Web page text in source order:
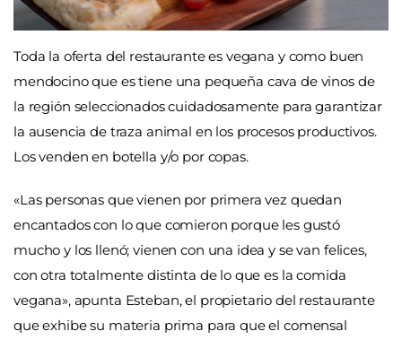
Toda la oferta del restaurante es vegana y como buen
mendocino que es tiene una pequeña cava de vinos de
la región seleccionados cuidadosamente para garantizar
la ausencia de traza animal en los procesos productivos.
Los venden en botella y/o por copas.
«Las personas que vienen por primera vez quedan
encantados con lo que comieron porque les gustó
mucho y los llenó; vienen con una idea y se van felices,
con otra totalmente distinta de lo que es la comida
vegana», apunta Esteban, el propietario del restaurante
que exhibe su materia prima para que el comensal